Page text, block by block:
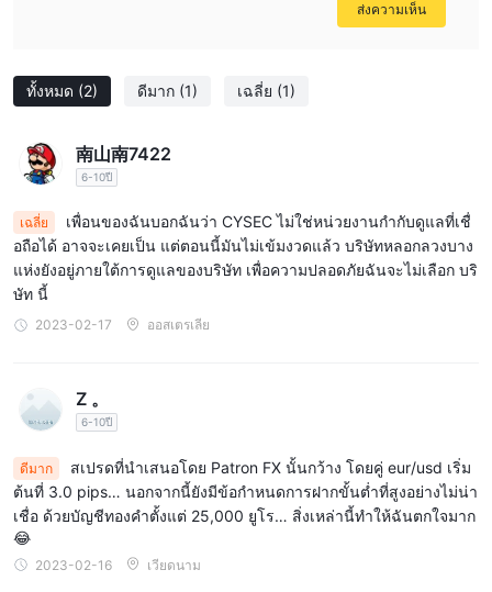
ทั้งหมด (2) ดีมาก (1) เฉลี่ย (1)
南山南7422
6-10ปี
เฉลี่ย
เพื่อนของฉันบอกฉันว่า CYSEC ไม่ใช่หน่วยงานกำกับดูแลที่เชื่
อถือได้ อาจจะเคยเป็น แต่ตอนนี้มันไม่เข้มงวดแล้ว บริษัทหลอกลวงบาง
แห่งยังอยู่ภายใต้การดูแลของบริษัท เพื่อความปลอดภัยฉันจะไม่เลือก บริ
ษัท นี้
2023-02-17 ออสเตรเลีย
Z 。
6-10ปี
ดีมาก
สเปรดที่นำเสนอโดย Patron FX นั้นกว้าง โดยคู่ eur/usd เริ่ม
ต้นที่ 3.0 pips… นอกจากนี้ยังมีข้อกำหนดการฝากขั้นต่ำที่สูงอย่างไม่น่า
เชื่อ ด้วยบัญชีทองคำตั้งแต่ 25,000 ยูโร… สิ่งเหล่านี้ทำให้ฉันตกใจมาก
😂
2023-02-16 เวียดนาม
ส่งความเห็น